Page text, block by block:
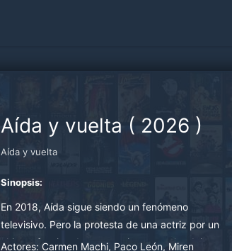
Aída y vuelta ( 2026 )
Aída y vuelta
Sinopsis:
En 2018, Aída sigue siendo un fenómeno
televisivo. Pero la protesta de una actriz por un
chiste ofensivo desata tensiones en el rodaje.
Actores: Carmen Machi, Paco León, Miren